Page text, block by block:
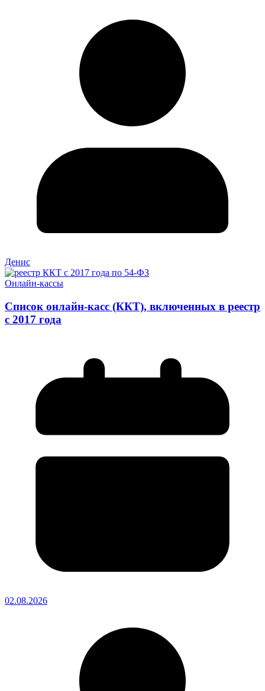
Денис
Онлайн-кассы
Список онлайн-касс (ККТ), включенных в реестр
с 2017 года
02.08.2026